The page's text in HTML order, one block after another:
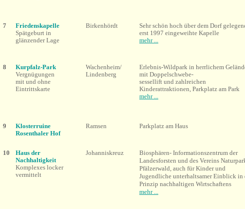
7
Friedenskapelle
Spätgeburt in
glänzender Lage
Birkenhördt
Sehr schön hoch über dem Dorf
erst 1997 eingeweihte Kapelle
mehr ...
8
Kurpfalz-Park
Vergnügungen
mit und ohne
Eintrittskarte
Wachenheim/
Lindenberg
Erlebnis-Wildpark in herrlichem
mit Doppelschwebe-
sessellift und zahlreichen
Kinderattraktionen, Parkplatz am Park
mehr ...
9
Klosterruine
Rosenthaler Hof
Ramsen Parkplatz am Haus
10
Haus der
Nachhaltigkeit
Komplexes locker
vermittelt
Johanniskreuz
Biosphären- Informationszentrum der
Landesforsten und des Vereins
Pfälzerwald, auch für Kinder und
Jugendliche unterhaltsamer Einblick in
Prinzip nachhaltigen Wirtschaftens
mehr ...